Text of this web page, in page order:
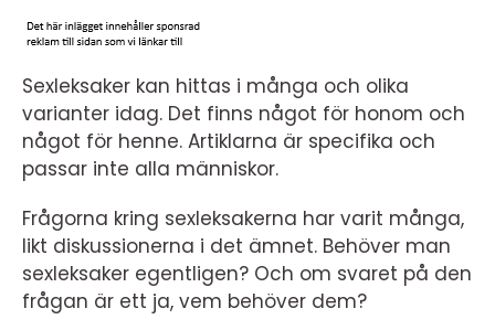
Sexleksaker kan hittas i många och olika
varianter idag. Det finns något för honom och
något för henne. Artiklarna är specifika och
passar inte alla människor.
Frågorna kring sexleksakerna har varit många,
likt diskussionerna i det ämnet. Behöver man
sexleksaker egentligen? Och om svaret på den
frågan är ett ja, vem behöver dem?